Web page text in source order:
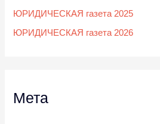
ЮРИДИЧЕСКАЯ газета 2025
ЮРИДИЧЕСКАЯ газета 2026
Мета